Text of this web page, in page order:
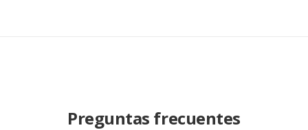
Preguntas frecuentes